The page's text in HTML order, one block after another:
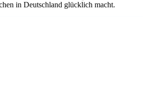
in Deutschland glücklich macht.